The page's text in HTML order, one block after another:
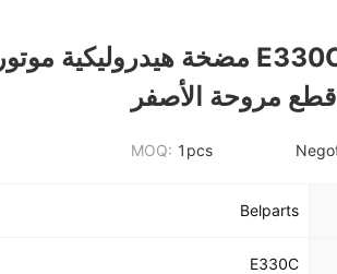
E330C 191-5611 مضخة هيدروليكية موتور
مروحة الأصفر
MOQ: 1pcs
Belparts
E330C